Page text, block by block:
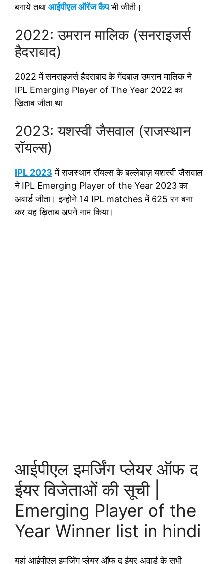
बनाये तथाआईपीएल ऑरेंज कैपभी जीती।
2022: उमरान मालिक (सनराइजर्स
हैदराबाद)
2022 में सनराइजर्स हैदराबाद के गेंदबाज़ उमरान मालिक ने
IPL Emerging Player of The Year 2022 का
ख़िताब जीता था।
2023: यशस्वी जैसवाल (राजस्थान
रॉयल्स)
IPL 2023 में राजस्थान रॉयल्स के बल्लेबाज़ यशस्वी जैसवाल
ने IPL Emerging Player of the Year 2023 का
अवार्ड जीता। इन्होने 14 IPL matches में 625 रन बना
कर यह ख़िताब अपने नाम किया।
आईपीएल इमर्जिंग प्लेयर ऑफ द
ईयर विजेताओं की सूची |
Emerging Player of the
Year Winner list in hindi
यहां आईपीएल इमर्जिंग प्लेयर ऑफ द ईयर अवार्ड के सभी